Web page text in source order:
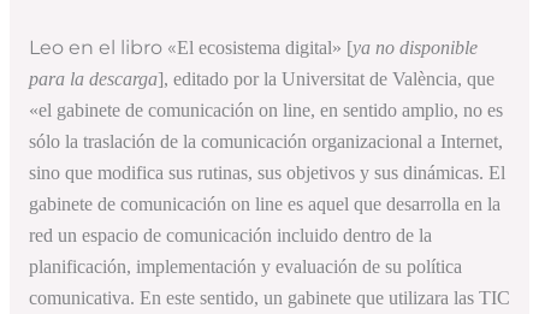
Leo en el libro «El ecosistema digital» [ya no disponible
para la descarga], editado por la Universitat de València, que
«el gabinete de comunicación on line, en sentido amplio, no es
sólo la traslación de la comunicación organizacional a Internet,
sino que modifica sus rutinas, sus objetivos y sus dinámicas. El
gabinete de comunicación on line es aquel que desarrolla en la
red un espacio de comunicación incluido dentro de la
planificación, implementación y evaluación de su política
comunicativa. En este sentido, un gabinete que utilizara las TIC